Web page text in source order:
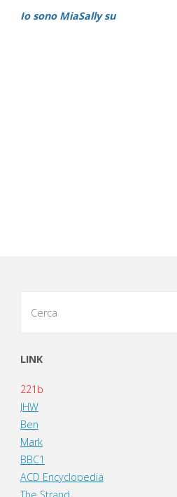
Io sono MiaSally su
LINK
221b
JHW
Ben
Mark
BBC1
ACD Encyclopedia